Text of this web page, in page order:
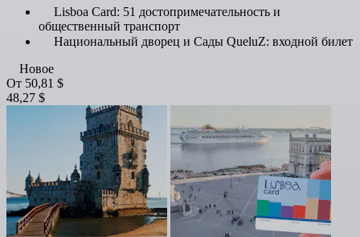
Lisboa Card: 51 достопримечательность и
общественный транспорт
Национальный дворец и Сады QueluZ: входной билет
Новое
От 50,81 $
48,27 $